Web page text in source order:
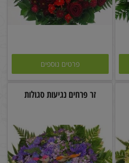
פרטים נוספים
זר פרחים נגיעות סגולות